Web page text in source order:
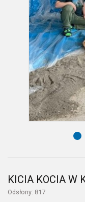
KICIA KOCIA W
Odsłony: 817